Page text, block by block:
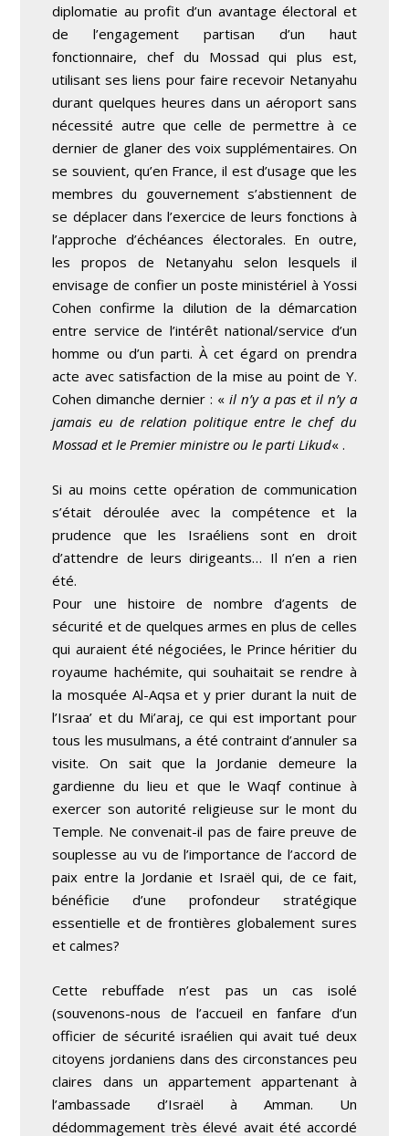
diplomatie au profit d’un avantage électoral et
de l’engagement partisan d’un haut
fonctionnaire, chef du Mossad qui plus est,
utilisant ses liens pour faire recevoir Netanyahu
durant quelques heures dans un aéroport sans
nécessité autre que celle de permettre à ce
dernier de glaner des voix supplémentaires. On
se souvient, qu’en France, il est d’usage que les
membres du gouvernement s’abstiennent de
se déplacer dans l’exercice de leurs fonctions à
l’approche d’échéances électorales. En outre,
les propos de Netanyahu selon lesquels il
envisage de confier un poste ministériel à Yossi
Cohen confirme la dilution de la démarcation
entre service de l’intérêt national/service d’un
homme ou d’un parti. À cet égard on prendra
acte avec satisfaction de la mise au point de Y.
Cohen dimanche dernier : «il n’y a pas et il n’y a
jamais eu de relation politique entre le chef du
Mossad et le Premier ministre ou le parti Likud« .
Si au moins cette opération de communication
s’était déroulée avec la compétence et la
prudence que les Israéliens sont en droit
d’attendre de leurs dirigeants… Il n’en a rien
été.
Pour une histoire de nombre d’agents de
sécurité et de quelques armes en plus de celles
qui auraient été négociées, le Prince héritier du
royaume hachémite, qui souhaitait se rendre à
la mosquée Al-Aqsa et y prier durant la nuit de
l’Israa’ et du Mi’araj, ce qui est important pour
tous les musulmans, a été contraint d’annuler sa
visite. On sait que la Jordanie demeure la
gardienne du lieu et que le Waqf continue à
exercer son autorité religieuse sur le mont du
Temple. Ne convenait-il pas de faire preuve de
souplesse au vu de l’importance de l’accord de
paix entre la Jordanie et Israël qui, de ce fait,
bénéficie d’une profondeur stratégique
essentielle et de frontières globalement sures
et calmes?
Cette rebuffade n’est pas un cas isolé
(souvenons-nous de l’accueil en fanfare d’un
officier de sécurité israélien qui avait tué deux
citoyens jordaniens dans des circonstances peu
claires dans un appartement appartenant à
l’ambassade d’Israël à Amman. Un
dédommagement très élevé avait été accordé